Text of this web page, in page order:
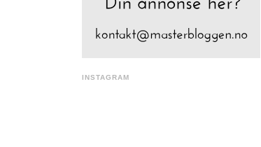
INSTAGRAM